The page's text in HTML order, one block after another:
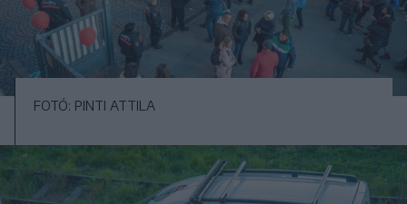
FOTÓ: PINTI ATTILA